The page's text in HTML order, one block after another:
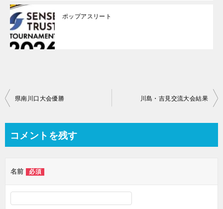
ポップアスリート
投
ビ
ー
シ
県南川口大会優勝 川島・吉見交流大会結果
コメントを残す
名前 必須